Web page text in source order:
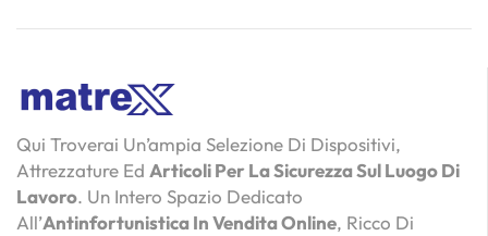
Qui Troverai Un’ampia Selezione Di Dispositivi,
Attrezzature Ed Articoli Per La Sicurezza Sul Luogo Di
Lavoro. Un Intero Spazio Dedicato
All’Antinfortunistica In Vendita Online, Ricco Di